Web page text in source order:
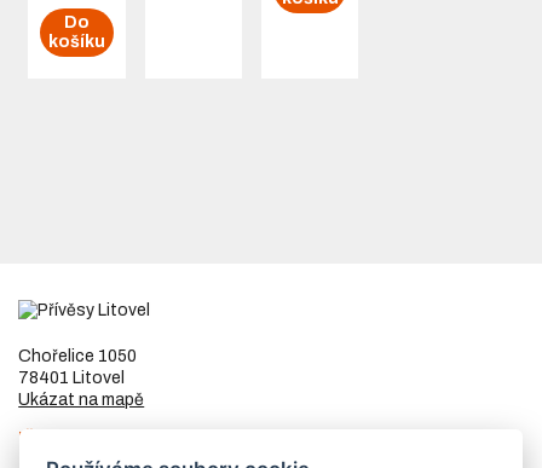
Do
košíku
Chořelice 1050
78401 Litovel
Ukázat na mapě
IČ
DIČCZ8253255307